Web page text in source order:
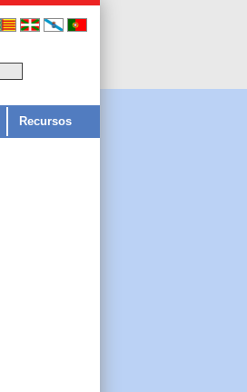
Recursos